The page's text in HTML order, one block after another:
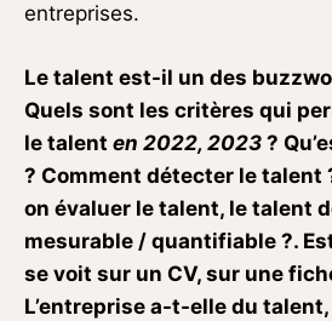
entreprises.
Le talent est-il un des
Quels sont les critères qui
le talent en 2022, 2023 ?
? Comment détecter le talent
on évaluer le talent, le talent
mesurable / quantifiable ?.
se voit sur un CV, sur une
L’entreprise a-t-elle du